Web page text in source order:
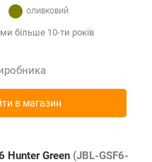
більше 10-ти років
в магазин
Hunter Green (JBL-GSF6-